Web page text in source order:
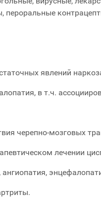
пероральные
явлений
в т.ч.
черепно-мозговых
лечении